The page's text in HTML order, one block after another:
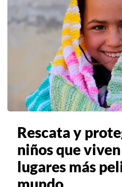
Rescata y
niños que
lugares más